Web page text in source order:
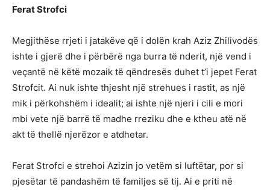
Ferat Strofci
Megjithëse rrjeti i jatakëve që i dolën krah Aziz Zhilivodës
ishte i gjerë dhe i përbërë nga burra të nderit, një vend i
veçantë në këtë mozaik të qëndresës duhet t’i jepet Ferat
Strofcit. Ai nuk ishte thjesht një strehues i rastit, as një
mik i përkohshëm i idealit; ai ishte një njeri i cili e mori
mbi vete një barrë të madhe rreziku dhe e ktheu atë në
akt të thellë njerëzor e atdhetar.
Ferat Strofci e strehoi Azizin jo vetëm si luftëtar, por si
pjesëtar të pandashëm të familjes së tij. Ai e priti në